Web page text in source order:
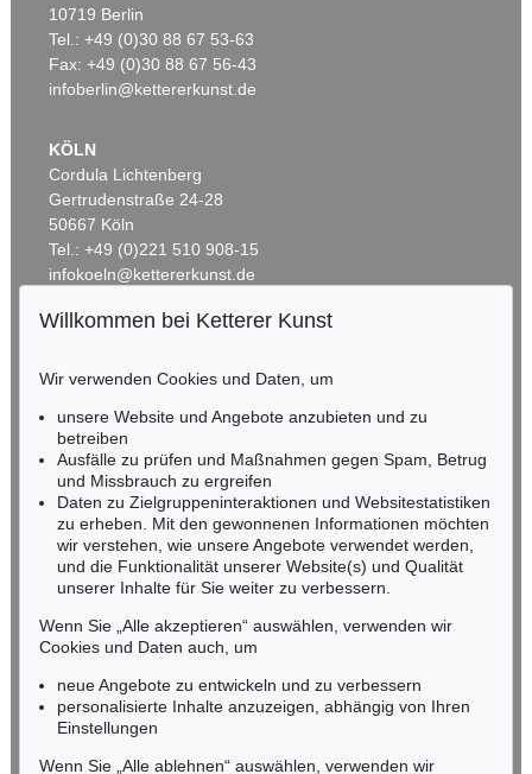
10719 Berlin
Tel.: +49 (0)30 88 67 53-63
Fax: +49 (0)30 88 67 56-43
infoberlin@kettererkunst.de
KÖLN
Cordula Lichtenberg
Gertrudenstraße 24-28
50667 Köln
Tel.: +49 (0)221 510 908-15
infokoeln@kettererkunst.de
BADEN-WÜRTTEMBERG
RHEINLAND-PFALZ
Miriam Heß
Tel.: +49 (0)62 21 58 80-038
Fax: +49 (0)62 21 58 80-595
infoheidelberg@kettererkunst.de
NORDDEUTSCHLAND
Nico Kassel, M.A.
Tel.: +49 (0)89 55244-164
Mobil: +49 (0)171 8618661
n.kassel@kettererkunst.de
Keine Auktion mehr verpassen!
Wir informieren Sie rechtzeitig.
Willkommen bei Ketterer Kunst
Wir verwenden Cookies und Daten, um
unsere Website und Angebote anzubieten und zu
betreiben
Ausfälle zu prüfen und Maßnahmen gegen Spam, Betrug
und Missbrauch zu ergreifen
Daten zu Zielgruppeninteraktionen und Websitestatistiken
zu erheben. Mit den gewonnenen Informationen möchten
wir verstehen, wie unsere Angebote verwendet werden,
und die Funktionalität unserer Website(s) und Qualität
unserer Inhalte für Sie weiter zu verbessern.
Wenn Sie „Alle akzeptieren“ auswählen, verwenden wir
Cookies und Daten auch, um
neue Angebote zu entwickeln und zu verbessern
personalisierte Inhalte anzuzeigen, abhängig von Ihren
Einstellungen
Wenn Sie „Alle ablehnen“ auswählen, verwenden wir